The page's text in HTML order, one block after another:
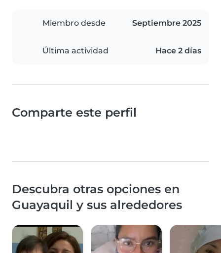
Miembro desde Septiembre 2025
Última actividad Hace 2 días
Comparte este perfil
Descubra otras opciones en
Guayaquil y sus alrededores